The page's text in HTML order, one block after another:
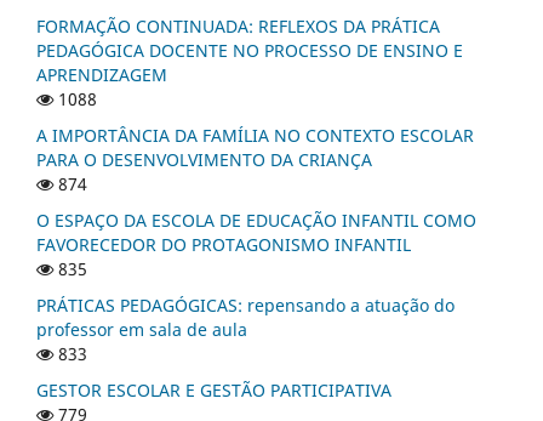
FORMAÇÃO CONTINUADA: REFLEXOS DA PRÁTICA
PEDAGÓGICA DOCENTE NO PROCESSO DE ENSINO E
APRENDIZAGEM
1088
A IMPORTÂNCIA DA FAMÍLIA NO CONTEXTO ESCOLAR
PARA O DESENVOLVIMENTO DA CRIANÇA
874
O ESPAÇO DA ESCOLA DE EDUCAÇÃO INFANTIL COMO
FAVORECEDOR DO PROTAGONISMO INFANTIL
835
PRÁTICAS PEDAGÓGICAS: repensando a atuação do
professor em sala de aula
833
GESTOR ESCOLAR E GESTÃO PARTICIPATIVA
779